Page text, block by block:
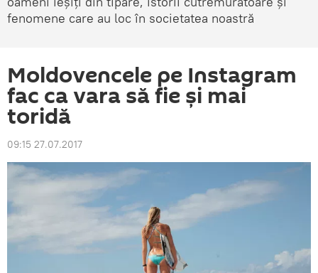
fenomene care au loc în societatea noastră
Moldovencele pe Instagram
fac ca vara să fie și mai
toridă
09:15 27.07.2017